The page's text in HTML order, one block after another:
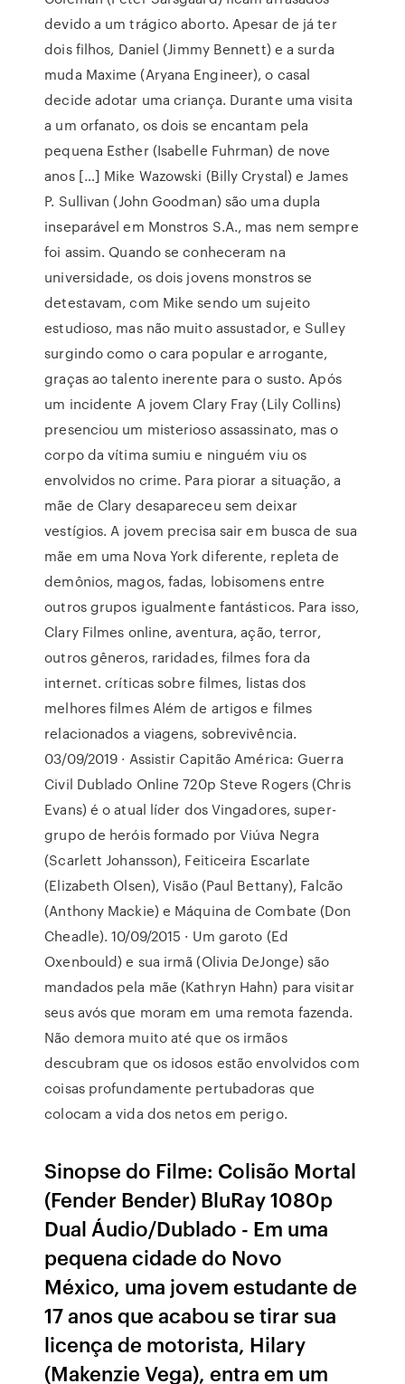
devido a um trágico aborto. Apesar de já ter
dois filhos, Daniel (Jimmy Bennett) e a surda
muda Maxime (Aryana Engineer), o casal
decide adotar uma criança. Durante uma visita
a um orfanato, os dois se encantam pela
pequena Esther (Isabelle Fuhrman) de nove
anos […] Mike Wazowski (Billy Crystal) e James
P. Sullivan (John Goodman) são uma dupla
inseparável em Monstros S.A., mas nem sempre
foi assim. Quando se conheceram na
universidade, os dois jovens monstros se
detestavam, com Mike sendo um sujeito
estudioso, mas não muito assustador, e Sulley
surgindo como o cara popular e arrogante,
graças ao talento inerente para o susto. Após
um incidente A jovem Clary Fray (Lily Collins)
presenciou um misterioso assassinato, mas o
corpo da vítima sumiu e ninguém viu os
envolvidos no crime. Para piorar a situação, a
mãe de Clary desapareceu sem deixar
vestígios. A jovem precisa sair em busca de sua
mãe em uma Nova York diferente, repleta de
demônios, magos, fadas, lobisomens entre
outros grupos igualmente fantásticos. Para isso,
Clary Filmes online, aventura, ação, terror,
outros gêneros, raridades, filmes fora da
internet. críticas sobre filmes, listas dos
melhores filmes Além de artigos e filmes
relacionados a viagens, sobrevivência.
03/09/2019 · Assistir Capitão América: Guerra
Civil Dublado Online 720p Steve Rogers (Chris
Evans) é o atual líder dos Vingadores, super-
grupo de heróis formado por Viúva Negra
(Scarlett Johansson), Feiticeira Escarlate
(Elizabeth Olsen), Visão (Paul Bettany), Falcão
(Anthony Mackie) e Máquina de Combate (Don
Cheadle). 10/09/2015 · Um garoto (Ed
Oxenbould) e sua irmã (Olivia DeJonge) são
mandados pela mãe (Kathryn Hahn) para visitar
seus avós que moram em uma remota fazenda.
Não demora muito até que os irmãos
descubram que os idosos estão envolvidos com
coisas profundamente pertubadoras que
colocam a vida dos netos em perigo.
Sinopse do Filme: Colisão Mortal
(Fender Bender) BluRay 1080p
Dual Áudio/Dublado - Em uma
pequena cidade do Novo
México, uma jovem estudante de
17 anos que acabou se tirar sua
licença de motorista, Hilary
(Makenzie Vega), entra em um